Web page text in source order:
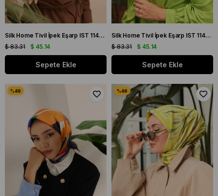
Silk Home Tivil İpek Eşarp IST 11435 - 33 Saman, Sarı
$ 45.14
$ 83.31
Sepete Ekle
Silk Home Tivil İpek Eşarp IST 11435 - 13 Mor, Lavanta
$ 45.14
$ 83.31
Sepete Ekle